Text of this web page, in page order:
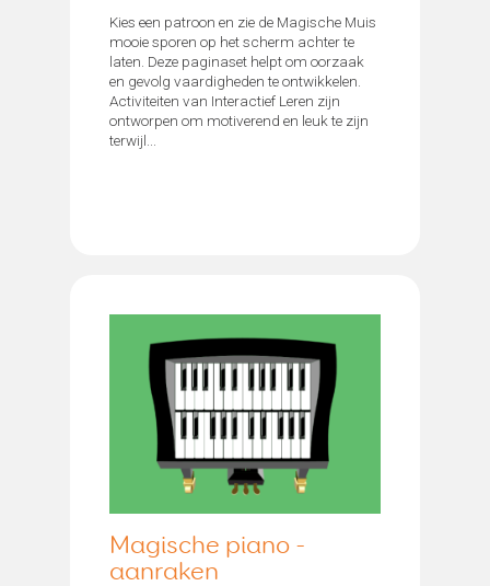
Kies een patroon en zie de Magische Muis
mooie sporen op het scherm achter te
laten. Deze paginaset helpt om oorzaak
en gevolg vaardigheden te ontwikkelen.
Activiteiten van Interactief Leren zijn
ontworpen om motiverend en leuk te zijn
terwijl...
Magische piano -
aanraken